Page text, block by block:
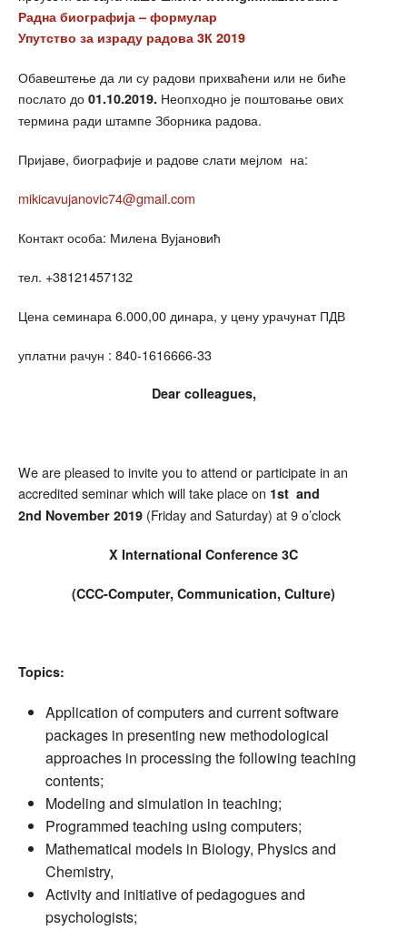
Радна биографија – формулар
Упутство за израду радова 3К 2019
Обавештење да ли су радови прихваћени или не биће
послато до 01.10.2019. Неопходно је поштовање ових
термина ради штампе Зборника радова.
Пријаве, биографије и радове слати мејлом на:
mikicavujanovic74@gmail.com
Контакт особа: Милена Вујановић
тел. +38121457132
Цена семинара 6.000,00 динара, у цену урачунат ПДВ
уплатни рачун : 840-1616666-33
Dear colleagues,
We are pleased to invite you to attend or participate in an
accredited seminar which will take place on 1st and
2nd November 2019 (Friday and Saturday) at 9 o’clock
X International Conference 3C
(CCC-Computer, Communication, Culture)
Topics:
Application of computers and current software
packages in presenting new methodological
approaches in processing the following teaching
contents;
Modeling and simulation in teaching;
Programmed teaching using computers;
Mathematical models in Biology, Physics and
Chemistry,
Activity and initiative of pedagogues and
psychologists;